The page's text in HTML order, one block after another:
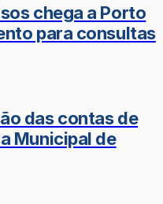
chega a Porto
para consultas
das contas de
Municipal de